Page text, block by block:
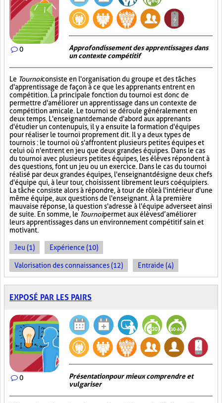
0
Approfondissement des apprentissages dans
un contexte compétitif
Le Tournoiconsiste en l'organisation du groupe et des tâches
d'apprentissage de façon à ce que les apprenants entrent en
compétition. La principale fonction du tournoi est donc de
permettre d'améliorer un apprentissage dans un contexte de
compétition amicale. Le tournoi se déroule généralement en
deux temps. L'enseignant demande d'abord aux apprenants
d'étudier un contenu puis, il y a ensuite la formation d'équipes
pour réaliser le tournoi proprement dit. Il y a deux types de
tournois : le tournoi où s'affrontent plusieurs petites équipes et
celui où n'entrent en jeu que deux grandes équipes. Dans le cas
du tournoi avec plusieurs petites équipes, les élèves répondent à
des questions, font un jeu ou un exercice. Dans le cas du tournoi
réalisé par deux grandes équipes, l'enseignant désigne deux chefs
d'équipe qui, à leur tour, choisissent librement leurs coéquipiers.
La tâche consiste alors à répondre, à tour de rôle à l'intérieur d'une
même équipe, aux questions de l'enseignant. À la première
mauvaise réponse, la question s'adresse à l'équipe adverse et ainsi
de suite. En somme, le Tournoipermet aux élèves d’améliorer
leurs apprentissages dans un environnement compétitif sain et
motivant.
Jeu (1) Expérience (10)
Valorisation des connaissances (12) Entraide (4)
EXPOSÉ PAR LES PAIRS
0
Présentation pour mieux comprendre et
vulgariser